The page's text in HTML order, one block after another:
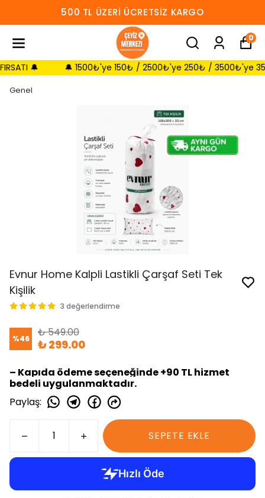
500 TL ÜZERI ÜCRETSIZ KARGO
0
🔔 🔔 1500₺'ye 150₺ / 2500₺'ye 250₺ / 3500₺'ye 350₺
Genel
Evnur Home Kalpli Lastikli Çarşaf Seti Tek
Kişilik
3 değerlendirme
%46 ₺ 549.00
₺ 299.00
– Kapıda ödeme seçeneğinde +90 TL hizmet
bedeli uygulanmaktadır.
Paylaş:
SEPETE EKLE